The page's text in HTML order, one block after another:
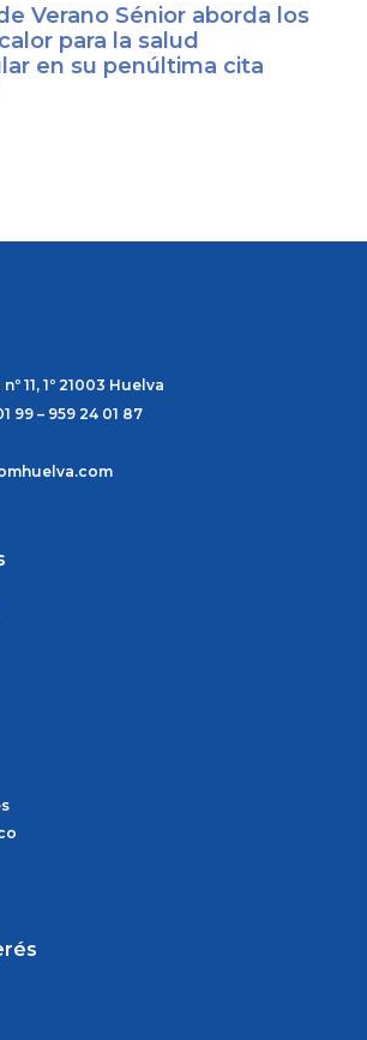
Verano Sénior aborda los
para la salud
en su penúltima cita
11, 1º 21003 Huelva
99 – 959 24 01 87